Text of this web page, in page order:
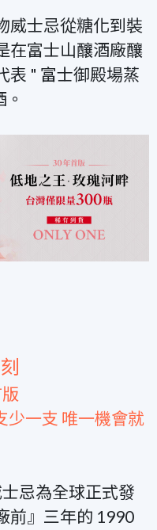
威士忌從糖化到裝
在富士山釀酒廠釀
表 " 富士御殿場蒸
少一支 唯一機會就
忌為全球正式發
前』三年的 1990